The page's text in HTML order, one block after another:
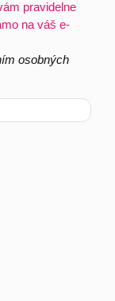
pravidelne
na váš e-
osobných